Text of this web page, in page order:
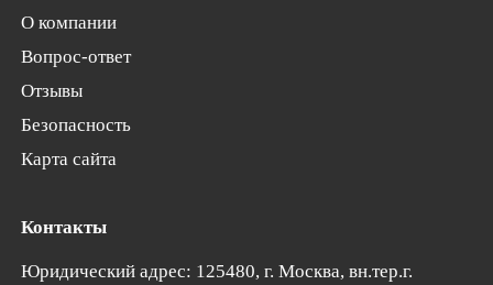
О компании
Вопрос-ответ
Отзывы
Безопасность
Карта сайта
Контакты
Юридический адрес: 125480, г. Москва, вн.тер.г.